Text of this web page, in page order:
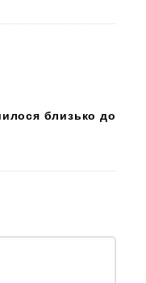
близько до